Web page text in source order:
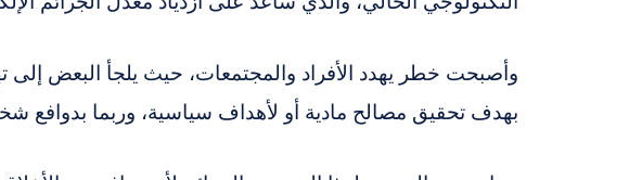
وأصبحت خطر يهدد الأفراد والمجتمعات، حيث يلجأ البعض إلى
بهدف تحقيق مصالح مادية أو لأهداف سياسية، وربما بدوافع